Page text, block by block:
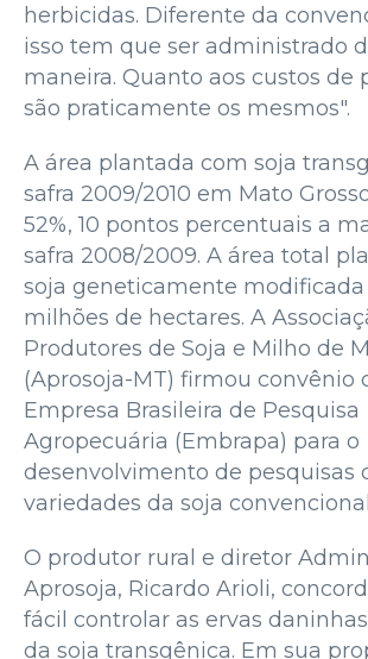
herbicidas. Diferente da
isso tem que ser administrado
maneira. Quanto aos custos de
são praticamente os mesmos".
A área plantada com soja
safra 2009/2010 em Mato
52%, 10 pontos percentuais a
safra 2008/2009. A área total
soja geneticamente modificada
milhões de hectares. A
Produtores de Soja e Milho de
(Aprosoja-MT) firmou convênio
Empresa Brasileira de Pesquisa
Agropecuária (Embrapa) para o
desenvolvimento de pesquisas
variedades da soja
O produtor rural e diretor
Aprosoja, Ricardo Arioli,
fácil controlar as ervas
da soja transgênica. Em sua